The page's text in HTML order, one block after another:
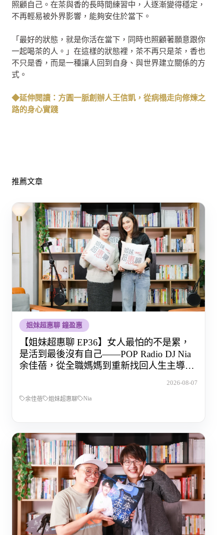
照顧自己。在茶與香的長時間練習中，人逐漸變得穩定，
不再輕易被外界影響，能夠安住於當下。
「最好的狀態，就是你活在當下，同時也照顧著願意跟你
一起喝茶的人。」在這樣的狀態裡，茶不再只是茶，香也
不只是香，而是一種讓人回到自身、與世界建立關係的方
式。
◆延伸閱讀：方圓一脈創辦人王信凱，從病榻走向修煉之
路的身心實踐
推薦文章
姐妹超惠聊 鐘盈惠
【姐妹超惠聊 EP36】女人最怕的不是累，
是活到最後沒有自己——POP Radio DJ Nia
余佳蓓，從全職媽媽到重新找回人生主導權
2026-08-07
余佳蓓 姐妹超惠聊 Nia